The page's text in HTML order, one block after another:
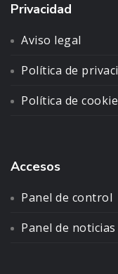
Privacidad
Aviso legal
Política de
Política de
Accesos
Panel de control
Panel de noticias